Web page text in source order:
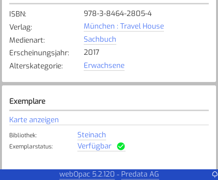
ISBN:
978-3-8464-2805-4
Verlag:
München : Travel House
Medienart:
Sachbuch
Erscheinungsjahr:
2017
Alterskategorie: Erwachsene
Exemplare
Karte anzeigen
Bibliothek: Steinach
Exemplarstatus: Verfügbar
webOpac 5.2.120 - Predata AG